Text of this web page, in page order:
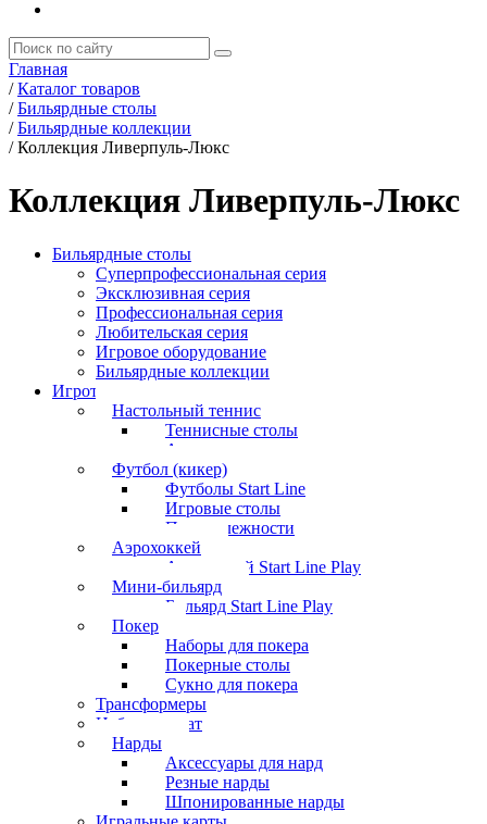
Главная
/ Каталог товаров
/ Бильярдные столы
/ Бильярдные коллекции
/ Коллекция Ливерпуль-Люкс
Коллекция Ливерпуль-Люкс
Бильярдные столы
Суперпрофессиональная серия
Эксклюзивная серия
Профессиональная серия
Любительская серия
Игровое оборудование
Бильярдные коллекции
Игротека
Настольный теннис
Теннисные столы
Аксессуары
Футбол (кикер)
Футболы Start Line
Игровые столы
Принадлежности
Аэрохоккей
Аэрохоккей Start Line Play
Мини-бильярд
Бильярд Start Line Play
Покер
Наборы для покера
Покерные столы
Сукно для покера
Трансформеры
Набор шахмат
Нарды
Аксессуары для нард
Резные нарды
Шпонированные нарды